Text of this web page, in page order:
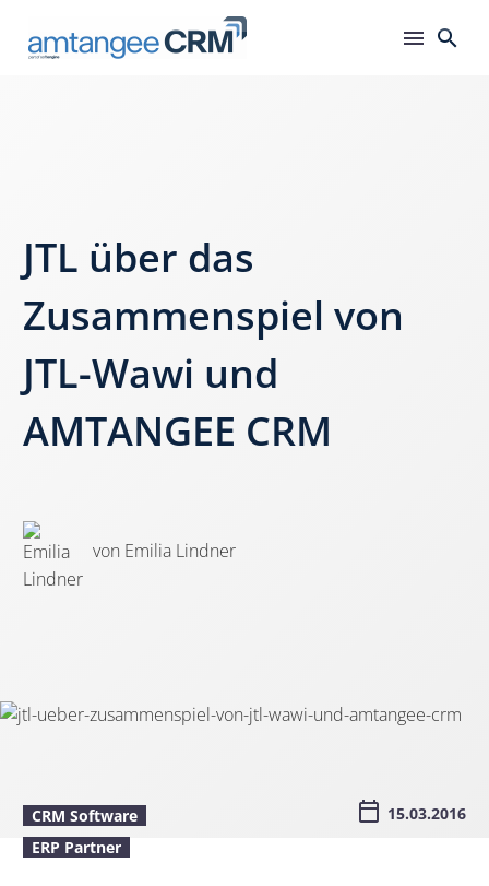
JTL über das
Zusammenspiel von
JTL-Wawi und
AMTANGEE CRM
von Emilia Lindner
CRM Software
ERP Partner
15.03.2016